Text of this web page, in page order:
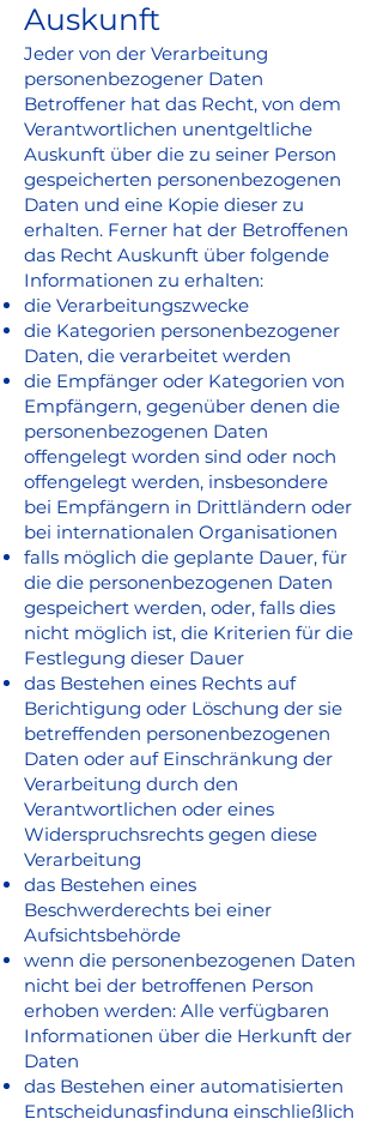
Auskunft
Jeder von der Verarbeitung
personenbezogener Daten
Betroffener hat das Recht, von dem
Verantwortlichen unentgeltliche
Auskunft über die zu seiner Person
gespeicherten personenbezogenen
Daten und eine Kopie dieser zu
erhalten. Ferner hat der Betroffenen
das Recht Auskunft über folgende
Informationen zu erhalten:
die Verarbeitungszwecke
die Kategorien personenbezogener
Daten, die verarbeitet werden
die Empfänger oder Kategorien von
Empfängern, gegenüber denen die
personenbezogenen Daten
offengelegt worden sind oder noch
offengelegt werden, insbesondere
bei Empfängern in Drittländern oder
bei internationalen Organisationen
falls möglich die geplante Dauer, für
die die personenbezogenen Daten
gespeichert werden, oder, falls dies
nicht möglich ist, die Kriterien für die
Festlegung dieser Dauer
das Bestehen eines Rechts auf
Berichtigung oder Löschung der sie
betreffenden personenbezogenen
Daten oder auf Einschränkung der
Verarbeitung durch den
Verantwortlichen oder eines
Widerspruchsrechts gegen diese
Verarbeitung
das Bestehen eines
Beschwerderechts bei einer
Aufsichtsbehörde
wenn die personenbezogenen Daten
nicht bei der betroffenen Person
erhoben werden: Alle verfügbaren
Informationen über die Herkunft der
Daten
das Bestehen einer automatisierten
Entscheidungsfindung einschließlich